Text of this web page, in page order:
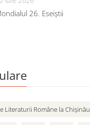
26. Eseiștii
Literaturii Române la Chișinău